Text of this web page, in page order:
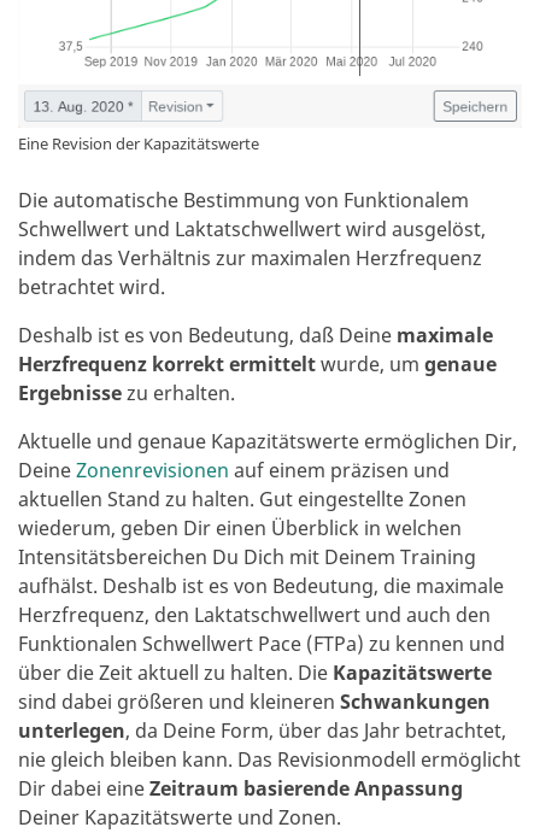
Eine Revision der Kapazitätswerte
Die automatische Bestimmung von Funktionalem
Schwellwert und Laktatschwellwert wird ausgelöst,
indem das Verhältnis zur maximalen Herzfrequenz
betrachtet wird.
Deshalb ist es von Bedeutung, daß Deine maximale
Herzfrequenz korrekt ermitteltwurde, um genaue
Ergebnissezu erhalten.
Aktuelle und genaue Kapazitätswerte ermöglichen Dir,
DeineZonenrevisionen auf einem präzisen und
aktuellen Stand zu halten. Gut eingestellte Zonen
wiederum, geben Dir einen Überblick in welchen
Intensitätsbereichen Du Dich mit Deinem Training
aufhälst. Deshalb ist es von Bedeutung, die maximale
Herzfrequenz, den Laktatschwellwert und auch den
Funktionalen Schwellwert Pace (FTPa) zu kennen und
über die Zeit aktuell zu halten. Die Kapazitätswerte
sind dabei größeren und kleineren Schwankungen
unterlegen, da Deine Form, über das Jahr betrachtet,
nie gleich bleiben kann. Das Revisionmodell ermöglicht
Dir dabei eineZeitraum basierende Anpassung
Deiner Kapazitätswerte und Zonen.